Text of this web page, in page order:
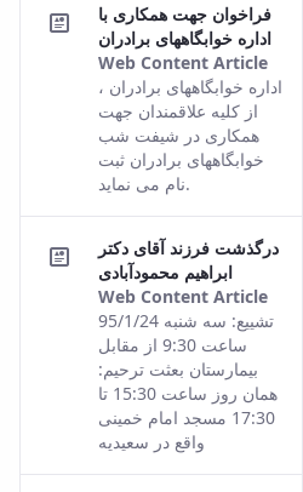
فراخوان جهت همکاری با
اداره خوابگاههای برادران
Web Content Article
of
اداره خوابگاههای برادران ،
از کلیه علاقمندان جهت
همکاری در شیفت شب
خوابگاههای برادران ثبت
نام می نماید.
درگذشت فرزند آقای دکتر
ابراهیم محمودآبادی
Web Content Article
the
تشییع: سه شنبه 95/1/24
ساعت 9:30 از مقابل
بیمارستان بعثت ترحیم:
همان روز ساعت 15:30 تا
17:30 مسجد امام خمینی
واقع در سعیدیه